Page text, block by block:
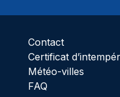
Contact
Certificat
Météo-villes
FAQ